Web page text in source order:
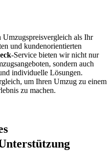
Umzugspreisvergleich als Ihr
und kundenorientierten
-Service bieten wir nicht nur
sondern auch
individuelle Lösungen.
um Ihren Umzug zu einem
zu machen.